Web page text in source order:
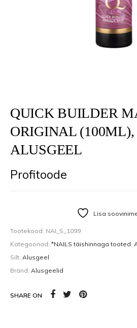
QUICK BUILDER
ORIGINAL
ALUSGEEL
Profitoode
Lisa
Tootekood: NAI_S_1099
Kategooriad: *NAILS täishinnaga tooted,
Silt: Alusgeel
Bränd: Alusgeelid
SHARE ON